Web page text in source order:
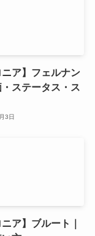
ニア】フェルナン
・ステータス・ス
3日
ニア】ブルート｜